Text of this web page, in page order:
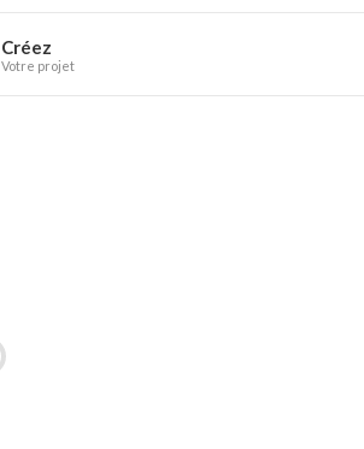
Créez
Votre projet